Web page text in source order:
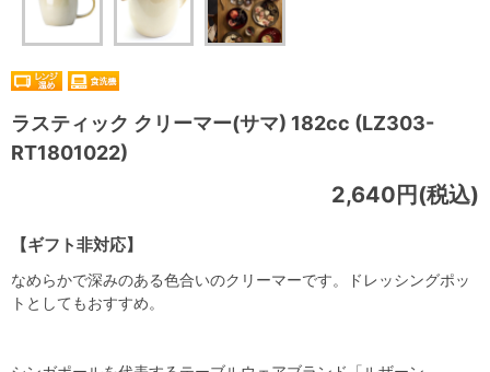
ラスティック クリーマー(サマ) 182cc (LZ303-
RT1801022)
【ギフト非対応】
2,640円(税込)
なめらかで深みのある色合いのクリーマーです。ドレッシングポッ
トとしてもおすすめ。